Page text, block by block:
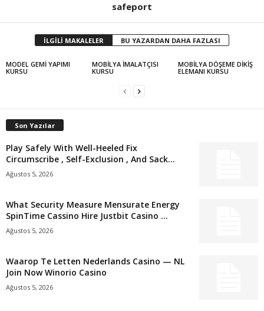
safeport
İLGİLİ MAKALELER BU YAZARDAN DAHA FAZLASI
MODEL GEMİ YAPIMI
KURSU
MOBİLYA İMALATÇISI
KURSU
MOBİLYA DÖŞEME DİKİŞ
ELEMANI KURSU
Son Yazılar
Play Safely With Well-Heeled Fix
Circumscribe , Self-Exclusion , And Sack...
Ağustos 5, 2026
What Security Measure Mensurate Energy
SpinTime Cassino Hire Justbit Casino ...
Ağustos 5, 2026
Waarop Te Letten Nederlands Casino — NL
Join Now Winorio Casino
Ağustos 5, 2026